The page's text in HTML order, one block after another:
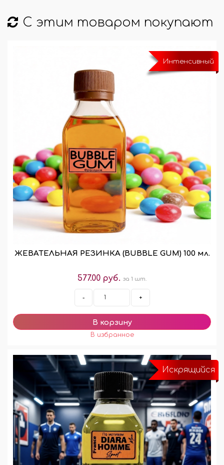
С этим товаром покупают
Интенсивный
ЖЕВАТЕЛЬНАЯ РЕЗИНКА (BUBBLE GUM) 100 мл.
577.00 руб. за 1 шт.
- +
Искрящийся